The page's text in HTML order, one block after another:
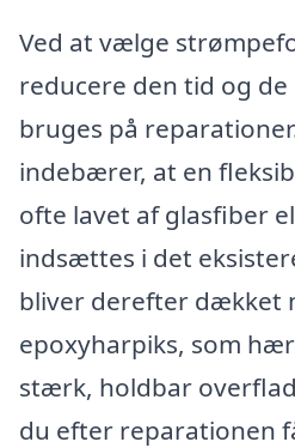
Ved at vælge
reducere den tid og
bruges på
indebærer, at en
ofte lavet af glasfiber
indsættes i det
bliver derefter dækket
epoxyharpiks, som
stærk, holdbar
du efter reparationen